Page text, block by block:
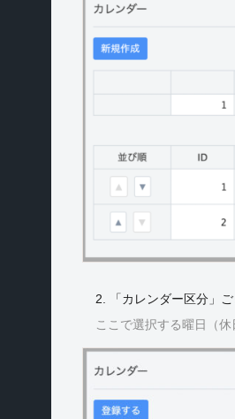
2. 「カレンダー区分」
ここで選択する曜日（